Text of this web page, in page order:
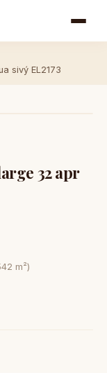
sivý EL2173
32 apr
m²)